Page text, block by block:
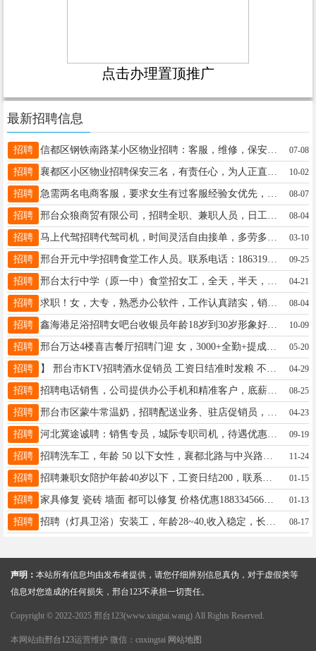
点击办理置顶推广
最新招聘信息
招聘 信都区钢铁南路某小区物业招聘：客服，维修，保安。电话：13315917529 07-08
招聘 10-02
招聘 08-07
招聘 08-04
招聘 03-10
招聘 邢台开元中学招聘食堂工作人员。联系电话：18631961158 09-25
招聘 04-21
招聘 08-04
招聘 鑫海港足浴招聘女吧台收银员年龄18岁到30岁形象好。招长期的工资3500➕提成联系电话17745723777同步 10-09
招聘 邢台万达4楼喜吉餐厅招聘门迎 女，3000+全勤+提成每月4天公休。管吃管住，待遇优厚！电话:15097922554 05-20
招聘 04-29
招聘 招聘电话销售，公司提供办公手机和精准客户，底薪3500，有提成、单奖、绩效。电话：18962060409 08-25
招聘 04-23
招聘 河北冀途诚聘：销售专员，城际专职司机，待遇优惠，详情来电详谈18103193206张，勿加微信，谢谢！ 09-19
招聘 11-24
招聘 01-15
招聘 家具修复 瓷砖 墙面 都可以修复 价格优惠18833456638欢迎来电 01-13
招聘 08-17
声明： 本站所有信息均由发布者提供，请您仔细辨别信息真伪，对于虚假类等
信息对您造成的任何损失，邢台123不承担一切责任。
Copyright © 2022-2025 邢台123(www.xingtai.wang) All Rights Reserved.
本网站由邢台123运营维护 微信：cnxingtai 网站地图